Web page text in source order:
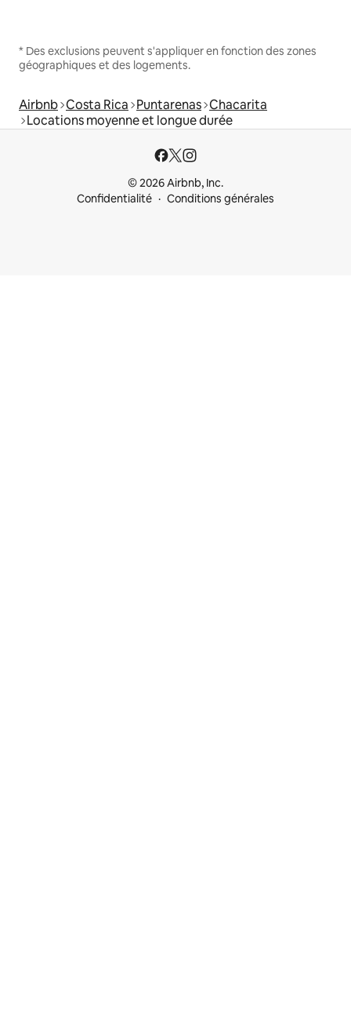
* Des exclusions peuvent s'appliquer en fonction des zones
géographiques et des logements.
Airbnb Costa Rica Puntarenas Chacarita
Locations moyenne et longue durée
© 2026 Airbnb, Inc.
Confidentialité
Conditions générales